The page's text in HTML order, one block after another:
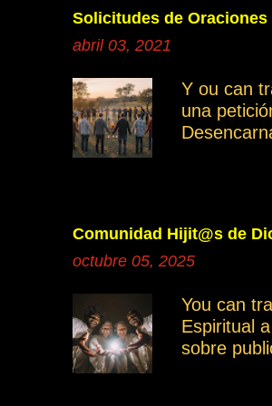
Solicitudes de Oraciones
abril 03, 2021
Y ou can
una
Saber
grupo
grupo es
otro
intención
Comunidad Hijit@s de
octubre 05, 2025
You can
Espiritual
sobre